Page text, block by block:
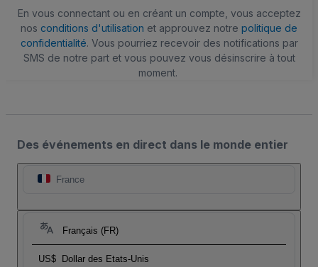
En vous connectant ou en créant un compte, vous acceptez
nos conditions d'utilisation et approuvez notre politique de
confidentialité. Vous pourriez recevoir des notifications par
SMS de notre part et vous pouvez vous désinscrire à tout
moment.
Des événements en direct dans le monde entier
France
Français (FR)
US$ Dollar des Etats-Unis